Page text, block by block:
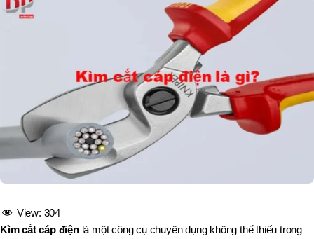
View: 304
Kìm cắt cáp điệnlà một công cụ chuyên dụng không thể thiếu trong